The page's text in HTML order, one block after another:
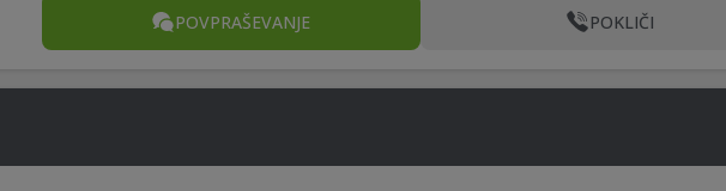
POVPRAŠEVANJE POKLIČI